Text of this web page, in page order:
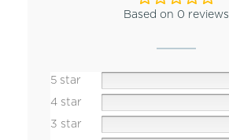
Based on 0 reviews
5 star
4 star
3 star